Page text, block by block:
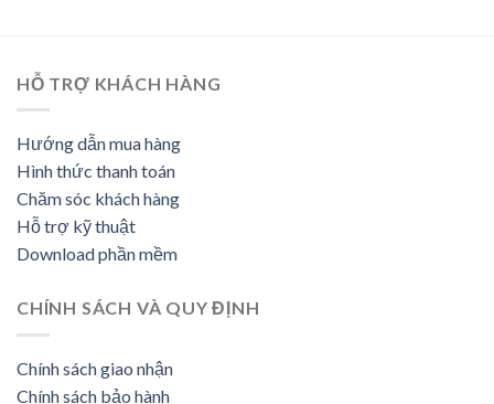
HỖ TRỢ KHÁCH HÀNG
Hướng dẫn mua hàng
Hình thức thanh toán
Chăm sóc khách hàng
Hỗ trợ kỹ thuật
Download phần mềm
CHÍNH SÁCH VÀ QUY ĐỊNH
Chính sách giao nhận
Chính sách bảo hành